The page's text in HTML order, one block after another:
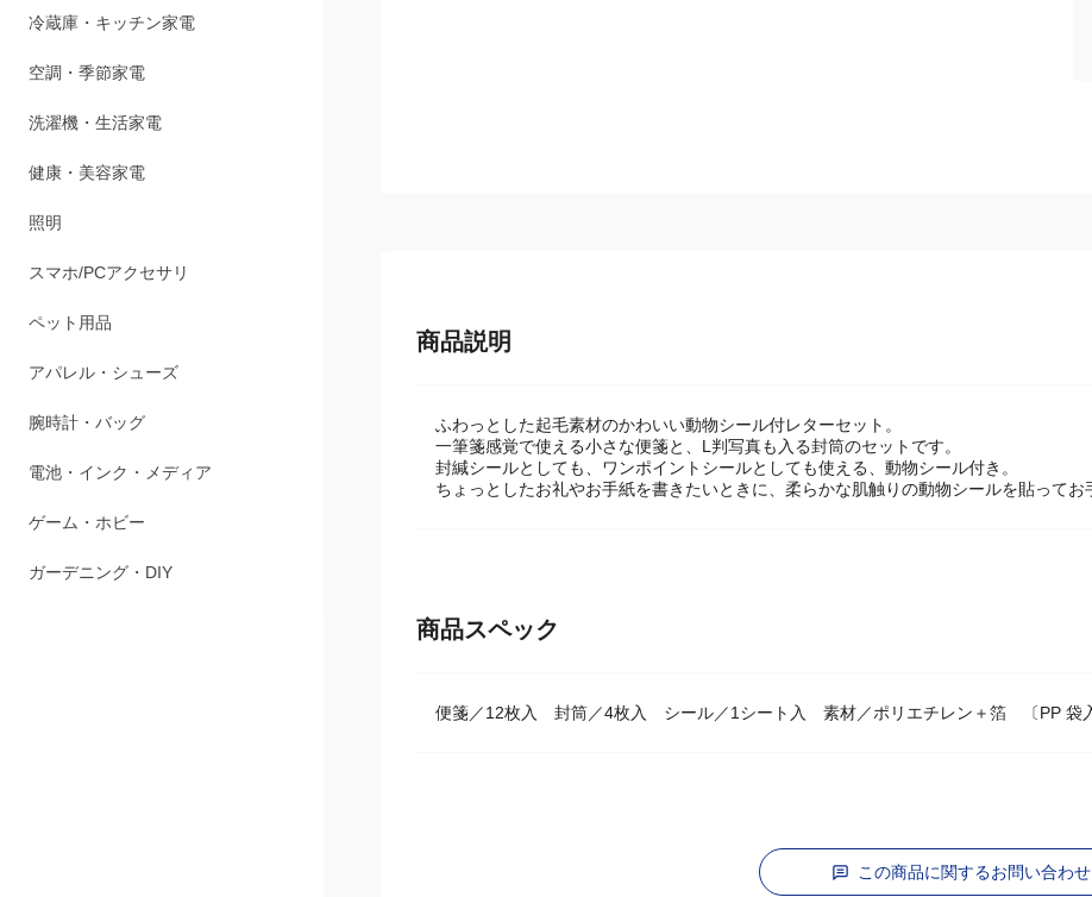
冷蔵庫・キッチン家電
空調・季節家電
洗濯機・生活家電
健康・美容家電
照明
スマホ/PCアクセサリ
ふわっとした起毛素材のかわいい動物シール付レターセット。
一筆箋感覚で使える小さな便箋と、L判写真も入る封筒のセットです。
封緘シールとしても、ワンポイントシールとしても使える、動物シール付き。